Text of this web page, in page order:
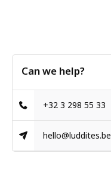
Can we help?
+32 3 298 55 33
hello@luddites.be